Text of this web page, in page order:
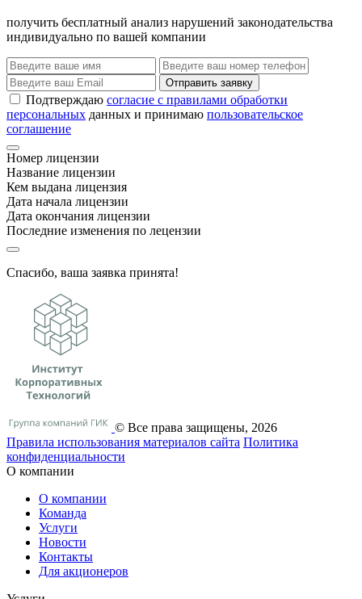
получить бесплатный анализ нарушений законодательства
индивидуально по вашей компании
Отправить заявку
Подтверждаю согласие с правилами обработки
персональных данных и принимаю пользовательское
соглашение
Номер лицензии
Название лицензии
Кем выдана лицензия
Дата начала лицензии
Дата окончания лицензии
Последние изменения по лецензии
Спасибо, ваша заявка принята!
© Все права защищены, 2026
Правила использования материалов сайта Политика
конфиденциальности
О компании
О компании
Команда
Услуги
Новости
Контакты
Для акционеров